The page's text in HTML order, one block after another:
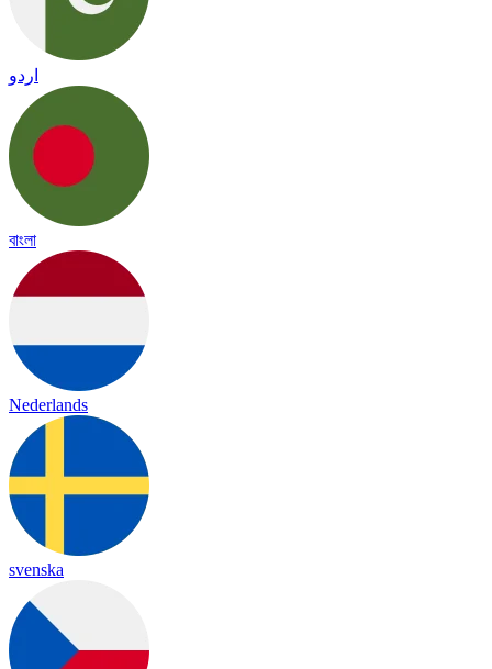
اردو
বাংলা
Nederlands
svenska